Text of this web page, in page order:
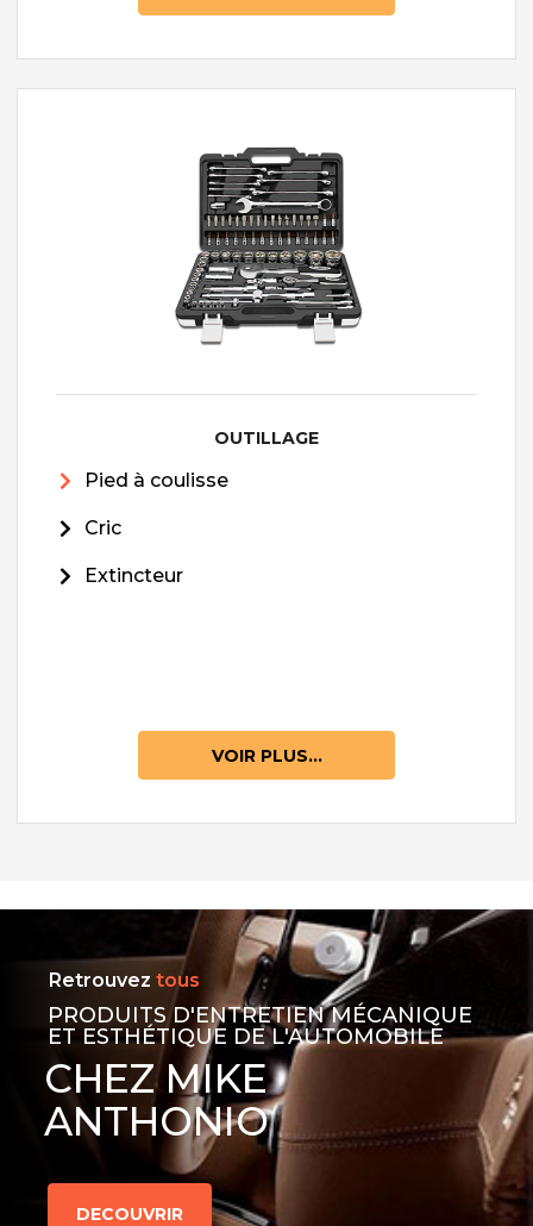
OUTILLAGE
Pied à coulisse
Cric
Extincteur
VOIR PLUS...
Retrouvez tous
PRODUITS D'ENTRETIEN MÉCANIQUE
ET ESTHÉTIQUE DE L'AUTOMOBILE
CHEZ MIKE
ANTHONIO
DECOUVRIR